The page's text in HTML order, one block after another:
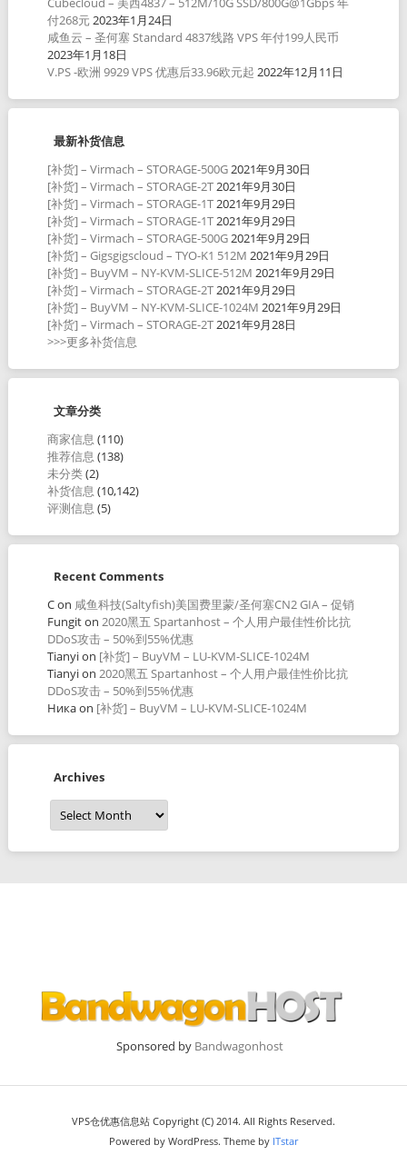
付268元2023年1月24日
咸鱼云 – 圣何塞 Standard 4837线路 VPS 年付199人民币
2023年1月18日
V.PS -欧洲 9929 VPS 优惠后33.96欧元起 2022年12月11日
最新补货信息
[补货] – Virmach – STORAGE-500G2021年9月30日
[补货] – Virmach – STORAGE-2T2021年9月30日
[补货] – Virmach – STORAGE-1T2021年9月29日
[补货] – Virmach – STORAGE-1T2021年9月29日
[补货] – Virmach – STORAGE-500G2021年9月29日
[补货] – Gigsgigscloud – TYO-K1 512M 2021年9月29日
[补货] – BuyVM – NY-KVM-SLICE-512M 2021年9月29日
[补货] – Virmach – STORAGE-2T2021年9月29日
[补货] – BuyVM – NY-KVM-SLICE-1024M 2021年9月29日
[补货] – Virmach – STORAGE-2T2021年9月28日
>>>更多补货信息
文章分类
商家信息 (110)
推荐信息 (138)
未分类(2)
补货信息 (10,142)
评测信息 (5)
Recent Comments
Con 咸鱼科技(Saltyfish)美国费里蒙/圣何塞CN2 GIA – 促销
Fungiton 2020黑五 Spartanhost – 个人用户最佳性价比抗
DDoS攻击 – 50%到55%优惠
Tianyion [补货] – BuyVM – LU-KVM-SLICE-1024M
Tianyion 2020黑五 Spartanhost – 个人用户最佳性价比抗
DDoS攻击 – 50%到55%优惠
Никаon [补货] – BuyVM – LU-KVM-SLICE-1024M
Archives
Archives
Sponsored by Bandwagonhost
VPS仓优惠信息站 Copyright (C) 2014. All Rights Reserved.
Powered by WordPress. Theme by ITstar